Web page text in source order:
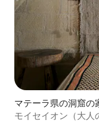
マテーラ県の洞窟の
モイセイオン（大人